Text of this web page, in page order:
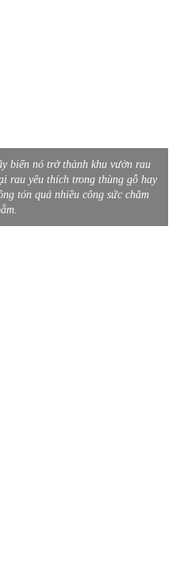
biến nó trở thành khu vườn rau
rau yêu thích trong thùng gỗ hay
tón quá nhiều công sức chăm